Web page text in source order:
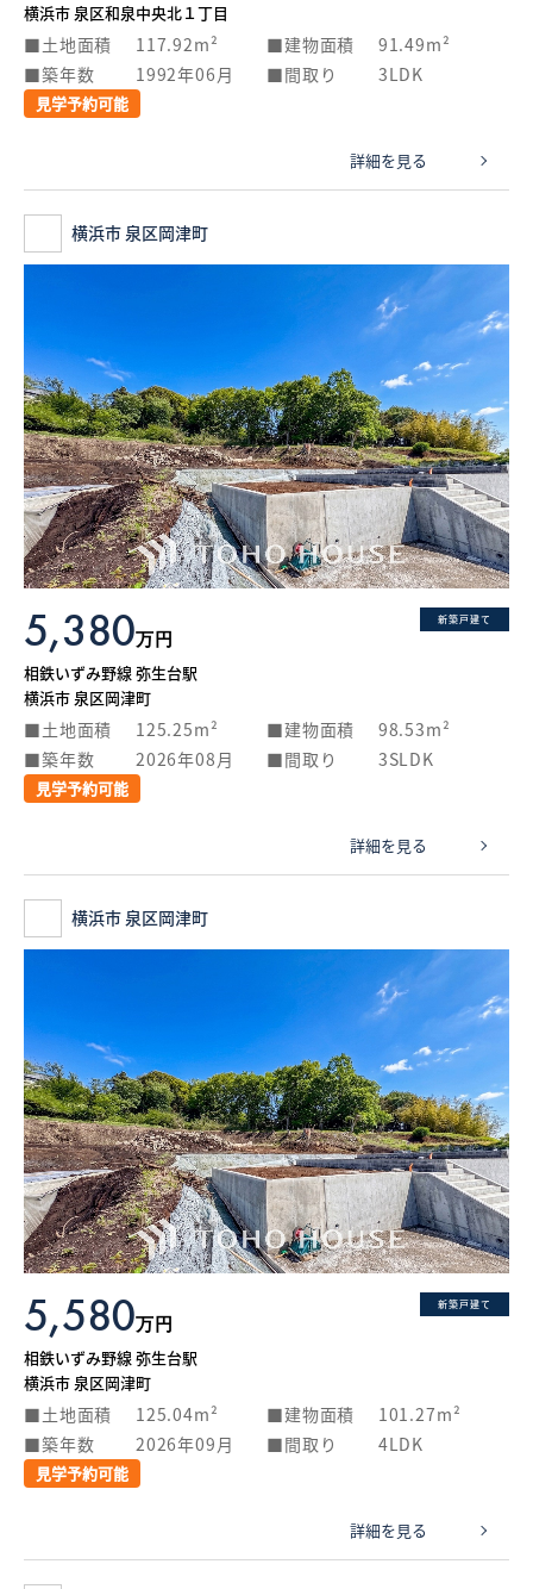
横浜市 泉区和泉中央北１丁目
土地面積 117.92m² 建物面積
91.49m²
築年数
1992年06月 間取り 3LDK
見学予約可能
詳細を見る
横浜市 泉区岡津町
新築戸建て
5,380万円
相鉄いずみ野線 弥生台駅
横浜市 泉区岡津町
土地面積 125.25m² 建物面積
98.53m²
築年数
2026年08月 間取り 3SLDK
見学予約可能
詳細を見る
横浜市 泉区岡津町
新築戸建て
5,580万円
相鉄いずみ野線 弥生台駅
横浜市 泉区岡津町
土地面積 125.04m² 建物面積
101.27m²
築年数
2026年09月 間取り 4LDK
見学予約可能
詳細を見る